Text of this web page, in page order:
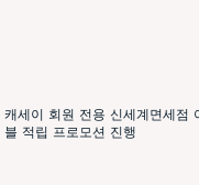
캐세이 회원 전용 신세계면세점
블 적립 프로모션 진행